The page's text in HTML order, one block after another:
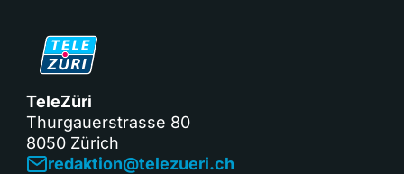
TeleZüri
Thurgauerstrasse 80
8050 Zürich
redaktion@telezueri.ch